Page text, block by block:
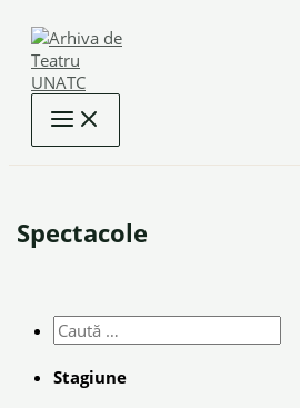
content
Spectacole
Stagiune